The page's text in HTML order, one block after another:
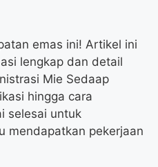
emas ini! Artikel ini
lengkap dan detail
Mie Sedaap
hingga cara
selesai untuk
mendapatkan pekerjaan